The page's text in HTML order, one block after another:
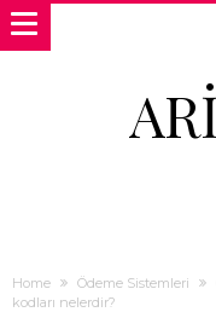
Home Ödeme Sistemleri
kodları nelerdir?